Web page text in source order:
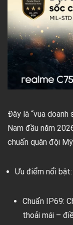
Đây là “vua doanh
Nam đầu năm
chuẩn quân đội Mỹ.
Ưu điểm nổi bật:
Chuẩn IP69:
thoải mái –